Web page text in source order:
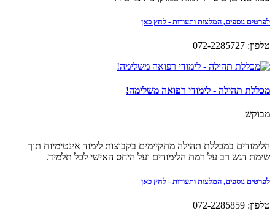
לפרטים נוספים, המלצות ותעודות - לחץ כאן
טלפון: 072-2285727
מכללת תהילה - לימודי רפואה משלימה!
מבוקש
הלימודים במכללת תהילה מתקיימים בקבוצות לימוד אינטימיות תוך
שימת דגש רב על רמת הלימודים ועל היחס האישי לכל תלמיד.
לפרטים נוספים, המלצות ותעודות - לחץ כאן
טלפון: 072-2285859